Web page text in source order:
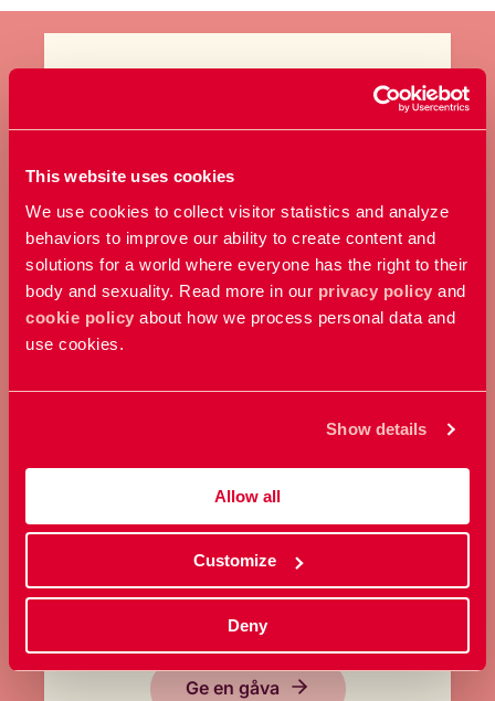
This website uses cookies
We use cookies to collect visitor statistics and analyze
behaviors to improve our ability to create content and
solutions for a world where everyone has the right to their
body and sexuality. Read more in our privacy policy and
cookie policy about how we process personal data and
use cookies.
Show details
Allow all
Customize
Deny
BLI MEDLEM
Ta ställning för allas rätt att
sexualitet.
Bli medlem
GE EN GÅVA
Bidra med ett valfritt belopp och
stöd vårt arbete här och nu.
Ge en gåva